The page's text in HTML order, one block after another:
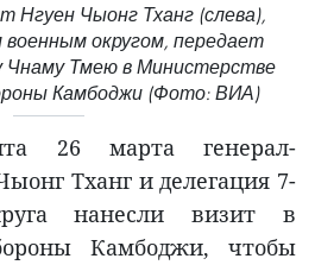
Нгуен Чыонг Тханг (слева),
округом, передает
Чнаму Тмею в Министерстве
Камбоджи (Фото: ВИА)
26 марта генерал-
Тханг и делегация 7-
нанесли визит в
Камбоджи, чтобы